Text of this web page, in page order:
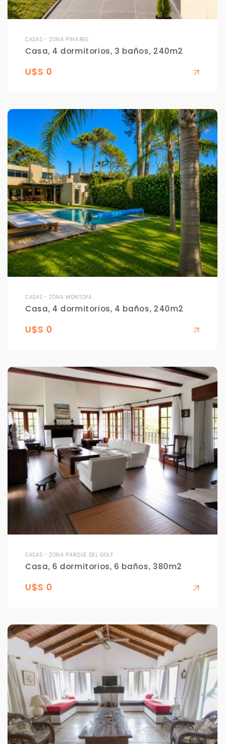
CASAS - ZONA PINARES
Casa, 4 dormitorios, 3 baños, 240m2
U$S 0
CASAS - ZONA MONTOYA
Casa, 4 dormitorios, 4 baños, 240m2
U$S 0
CASAS - ZONA PARQUE DEL GOLF
Casa, 6 dormitorios, 6 baños, 380m2
U$S 0